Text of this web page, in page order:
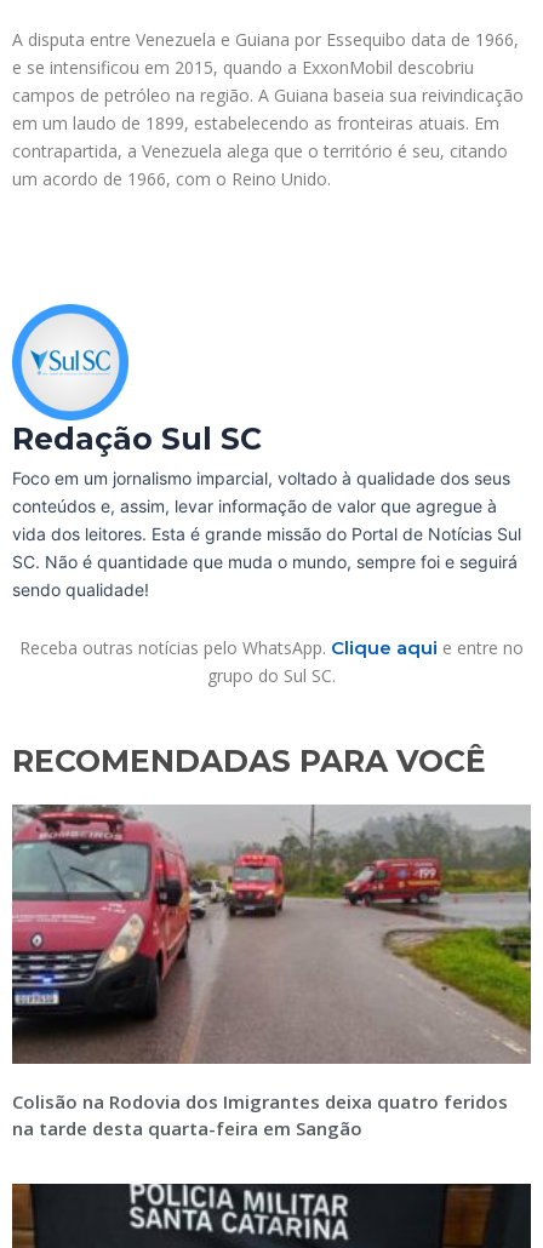
A disputa entre Venezuela e Guiana por Essequibo data de 1966,
e se intensificou em 2015, quando a ExxonMobil descobriu
campos de petróleo na região. A Guiana baseia sua reivindicação
em um laudo de 1899, estabelecendo as fronteiras atuais. Em
contrapartida, a Venezuela alega que o território é seu, citando
um acordo de 1966, com o Reino Unido.
Redação Sul SC
Foco em um jornalismo imparcial, voltado à qualidade dos seus
conteúdos e, assim, levar informação de valor que agregue à
vida dos leitores. Esta é grande missão do Portal de Notícias Sul
SC. Não é quantidade que muda o mundo, sempre foi e seguirá
sendo qualidade!
Receba outras notícias pelo WhatsApp. Clique aqui e entre no
grupo do Sul SC.
RECOMENDADAS PARA VOCÊ​
Colisão na Rodovia dos Imigrantes deixa quatro feridos
na tarde desta quarta-feira em Sangão